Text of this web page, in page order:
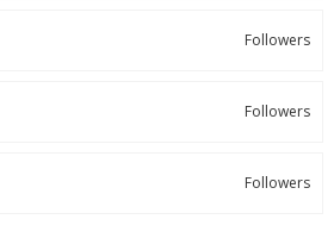
Followers
Followers
Followers